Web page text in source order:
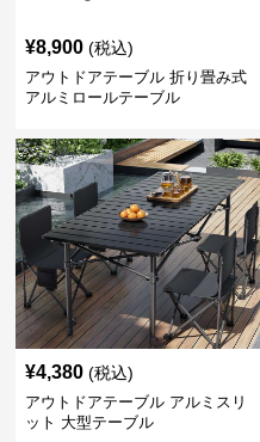
¥8,900 (税込)
アウトドアテーブル 折り畳み式
アルミロールテーブル
¥4,380 (税込)
アウトドアテーブル アルミスリ
ット 大型テーブル